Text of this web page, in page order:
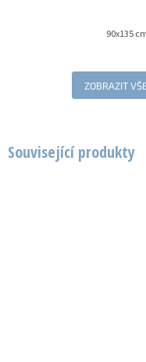
Související produkty
90x135
ZOBRAZIT